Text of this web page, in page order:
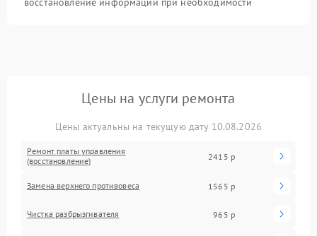
Цены на услуги ремонта
Цены актуальны на текущую дату 10.08.2026
Ремонт платы управления
(восстановление)
2415 р
Замена верхнего противовеса 1565 р
Чистка разбрызгивателя 965 р